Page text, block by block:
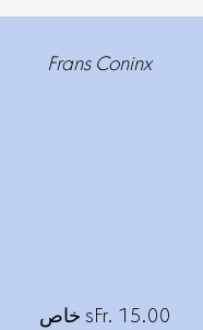
Frans Coninx
خاص sFr. 15.00